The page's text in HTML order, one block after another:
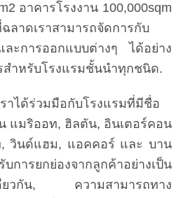
อาคารโรงงาน 100,000sqm
ลาดเราสามารถจัดการกับ
ละการออกแบบต่างๆ ได้อย่าง
สําหรับโรงแรมชั้นนําทุกชนิด.
าได้ร่วมมือกับโรงแรมที่มีชื่อ
น แมริออท, ฮิลตัน, อินเตอร์คอน
, วินด์แฮม, แอคคอร์ และ บาน
รยกย่องจากลูกค้าอย่างเป็น
ดียวกัน, ความสามารถทาง